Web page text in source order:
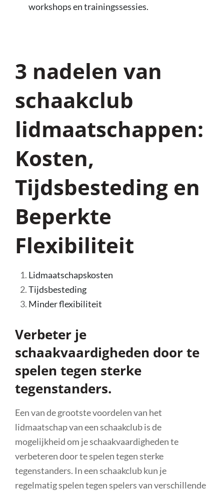
workshops en trainingssessies.
3 nadelen van
schaakclub
lidmaatschappen:
Kosten,
Tijdsbesteding en
Beperkte
Flexibiliteit
Lidmaatschapskosten
Tijdsbesteding
Minder flexibiliteit
Verbeter je
schaakvaardigheden door te
spelen tegen sterke
tegenstanders.
Een van de grootste voordelen van het
lidmaatschap van een schaakclub is de
mogelijkheid om je schaakvaardigheden te
verbeteren door te spelen tegen sterke
tegenstanders. In een schaakclub kun je
regelmatig spelen tegen spelers van verschillende